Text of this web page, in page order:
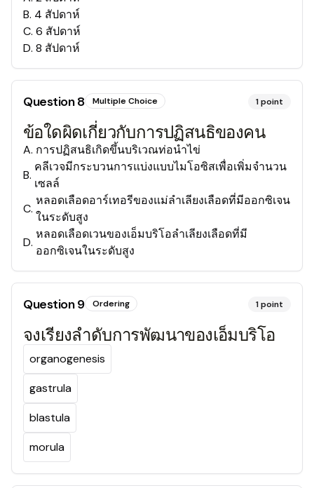
B. 4 สัปดาห์
C. 6 สัปดาห์
D. 8 สัปดาห์
Question8 Multiple Choice 1point
ข้อใดผิดเกี่ยวกับการปฏิสนธิของคน
A. การปฏิสนธิเกิดขึ้นบริเวณท่อนำไข่
B.
คลีเวจมีกระบวนการแบ่งแบบไมโอซิสเพื่อเพิ่มจำนวน
เซลล์
C.
หลอดเลือดอาร์เทอรีของแม่ลำเลียงเลือดที่มีออกซิเจน
ในระดับสูง
D.
หลอดเลือดเวนของเอ็มบริโอลำเลียงเลือดที่มี
ออกซิเจนในระดับสูง
Question9 Ordering 1point
จงเรียงลำดับการพัฒนาของเอ็มบริโอ
organogenesis
gastrula
blastula
morula